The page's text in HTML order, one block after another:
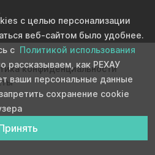
конфиденциальности
с целью персонализации
веб-сайтом было удобнее.
с Политикой использования
рассказываем, как РЕХАУ
ваши персональные данные
сохранение cookie